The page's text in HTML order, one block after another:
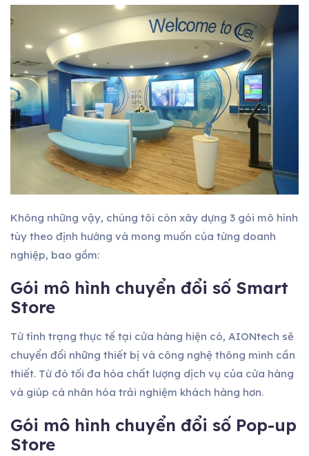
Không những vậy, chúng tôi còn xây dựng 3 gói mô hình
tùy theo định hướng và mong muốn của từng doanh
nghiệp, bao gồm:
Gói mô hình chuyển đổi số Smart
Store
Từ tình trạng thực tế tại cửa hàng hiện có, AIONtech sẽ
chuyển đổi những thiết bị và công nghệ thông minh cần
thiết. Từ đó tối đa hóa chất lượng dịch vụ của cửa hàng
và giúp cá nhân hóa trải nghiệm khách hàng hơn.
Gói mô hình chuyển đổi số Pop-up
Store